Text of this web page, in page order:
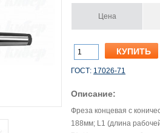
Цена
ГОСТ: 17026-71
Описание:
Фреза концевая с
188мм; L1 (длина